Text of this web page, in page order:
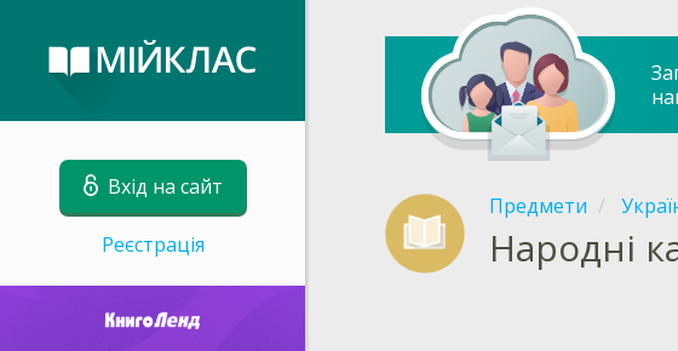
Вхід на сайт
Реєстрація
Предмети
Народні